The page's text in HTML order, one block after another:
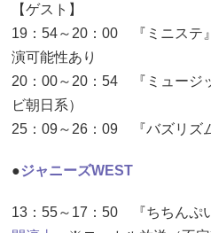
【ゲスト】
19：54～20：00 『ミニス
演可能性あり
20：00～20：54 『ミュージ
ビ朝日系）
25：09～26：09 『バズリズ
●ジャニーズWEST
13：55～17：50 『ちちんぷ